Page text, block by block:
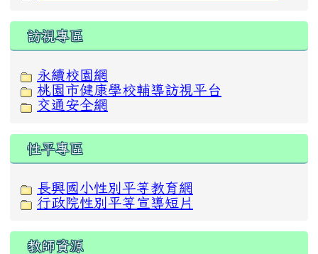
訪視專區
永續校園網
桃園市健康學校輔導訪視平台
交通安全網
性平專區
長興國小性別平等教育網
行政院性別平等宣導短片
教師資源